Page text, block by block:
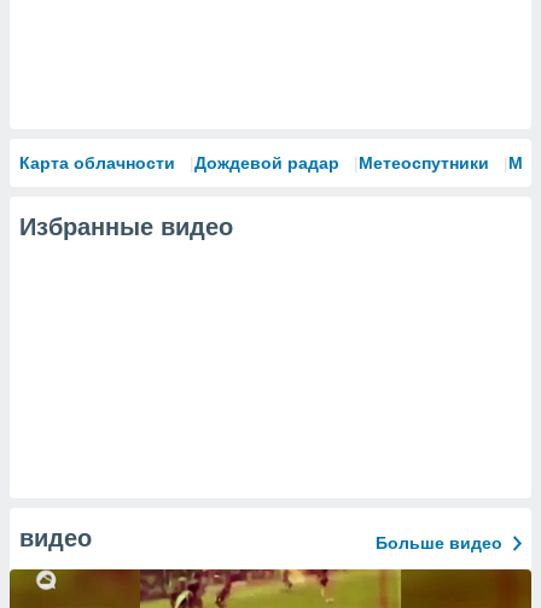
Карта облачности Дождевой радар Метеоспутники
Избранные видео
видео Больше видео